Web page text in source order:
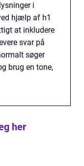
i
hjælp af h1
at inkludere
svar på
søger
brug en tone,
her